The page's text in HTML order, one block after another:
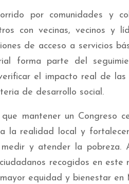
por comunidades y
con vecinas, vecinos y
de acceso a servicios
forma parte del
el impacto real de
de desarrollo social.
mantener un Congreso
la realidad local y
y atender la pobreza.
recogidos en este
equidad y bienestar en